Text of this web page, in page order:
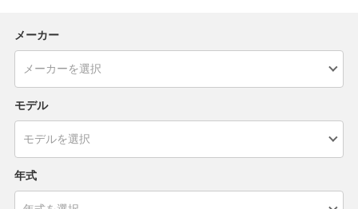
メーカー
モデル
年式